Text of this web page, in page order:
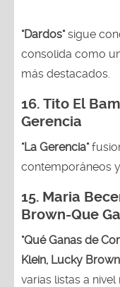
"Dardos"sigue
consolida como
más destacados.
16. Tito El
Gerencia
"La Gerencia"
contemporáneos
15. Maria
Brown-Que
"Qué Ganas de
Klein, Lucky
varias listas a nivel